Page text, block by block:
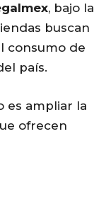
, bajo la
buscan
consumo de
país.
es ampliar la
ofrecen